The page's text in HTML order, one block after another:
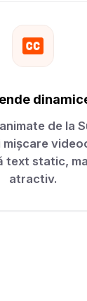
de la
mișcare
text static,
atractiv.